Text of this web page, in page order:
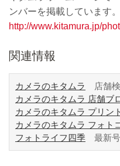
ンバーを掲載しています。
http://www.kitamura.jp/
関連情報
カメラのキタムラ
店舗検
カメラのキタムラ 店舗ブ
カメラのキタムラ プリン
カメラのキタムラ フォト
フォトライフ四季 最新号